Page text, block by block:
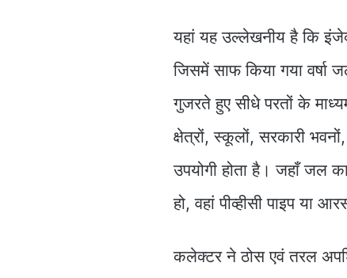
यहां यह उल्लेखनीय है कि
जिसमें साफ किया गया
गुजरते हुए सीधे परतों के
क्षेत्रों, स्कूलों, सरकारी
उपयोगी होता है। जहाँ जल
हो, वहां पीव्हीसी पाइप या
कलेक्टर ने ठोस एवं तरल